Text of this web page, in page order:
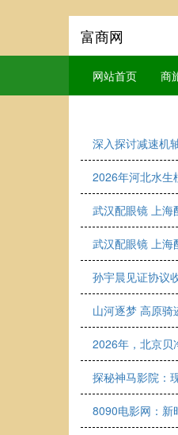
富商网
网站首页 商
深入探讨减速机
2026年河北水生
武汉配眼镜 上海
武汉配眼镜 上海
孙宇晨见证协议
山河逐梦 高原骑
2026年，北京贝
探秘神马影院：
8090电影网：新